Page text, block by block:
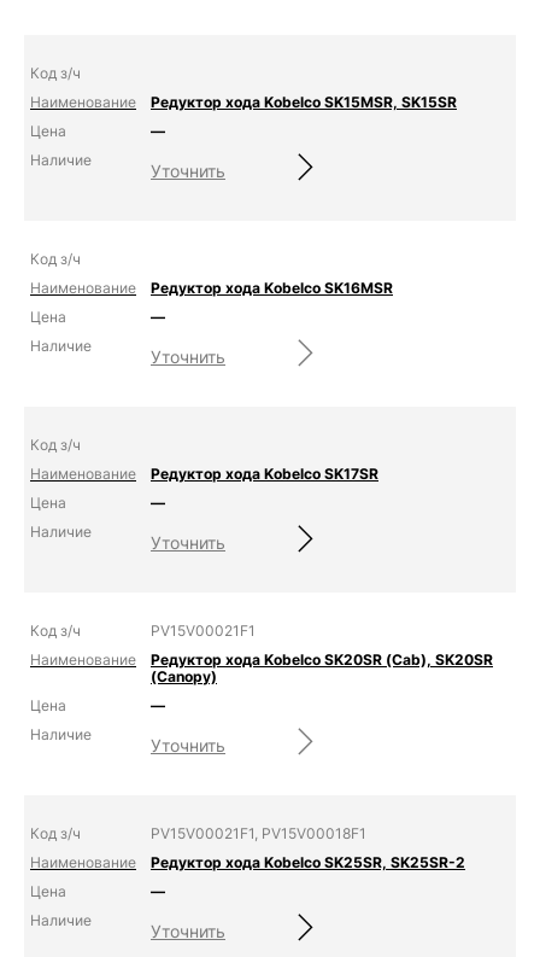
Редуктор хода Kobelco SK15MSR, SK15SR
—
Уточнить
Редуктор хода Kobelco SK16MSR
—
Уточнить
Редуктор хода Kobelco SK17SR
—
Уточнить
PV15V00021F1
Редуктор хода Kobelco SK20SR (Cab), SK20SR
(Canopy)
—
Уточнить
PV15V00021F1, PV15V00018F1
Редуктор хода Kobelco SK25SR, SK25SR-2
—
Уточнить